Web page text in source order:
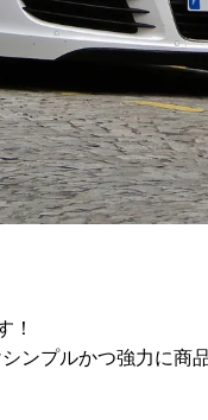
！
ンプルかつ強力に商